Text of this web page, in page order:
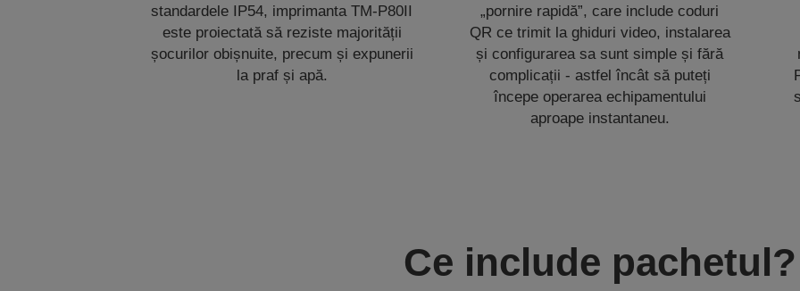
standardele IP54, imprimanta TM-P80II
este proiectată să reziste majorității
șocurilor obișnuite, precum și expunerii
la praf și apă.
„pornire rapidă”, care include coduri
QR ce trimit la ghiduri video, instalarea
și configurarea sa sunt simple și fără
complicații - astfel încât să puteți
începe operarea echipamentului
aproape instantaneu.
Ce include pachetul?